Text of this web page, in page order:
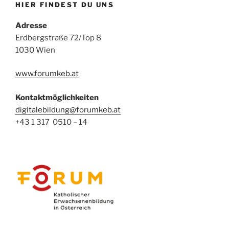
HIER FINDEST DU UNS
Adresse
Erdbergstraße 72/Top 8
1030 Wien
www.forumkeb.at
Kontaktmöglichkeiten
digitalebildung@forumkeb.at
+43 1 317 0510 – 14